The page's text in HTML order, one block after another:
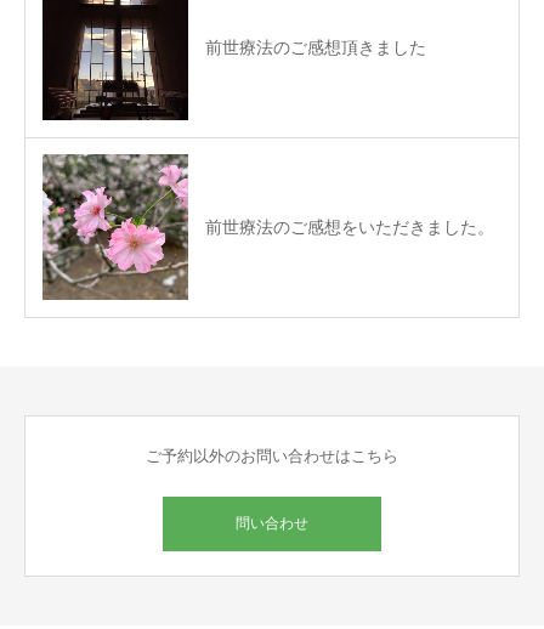
前世療法のご感想頂きました
前世療法のご感想をいただきました。
ご予約以外のお問い合わせはこちら
問い合わせ